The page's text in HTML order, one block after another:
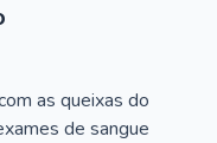
as queixas do
de sangue